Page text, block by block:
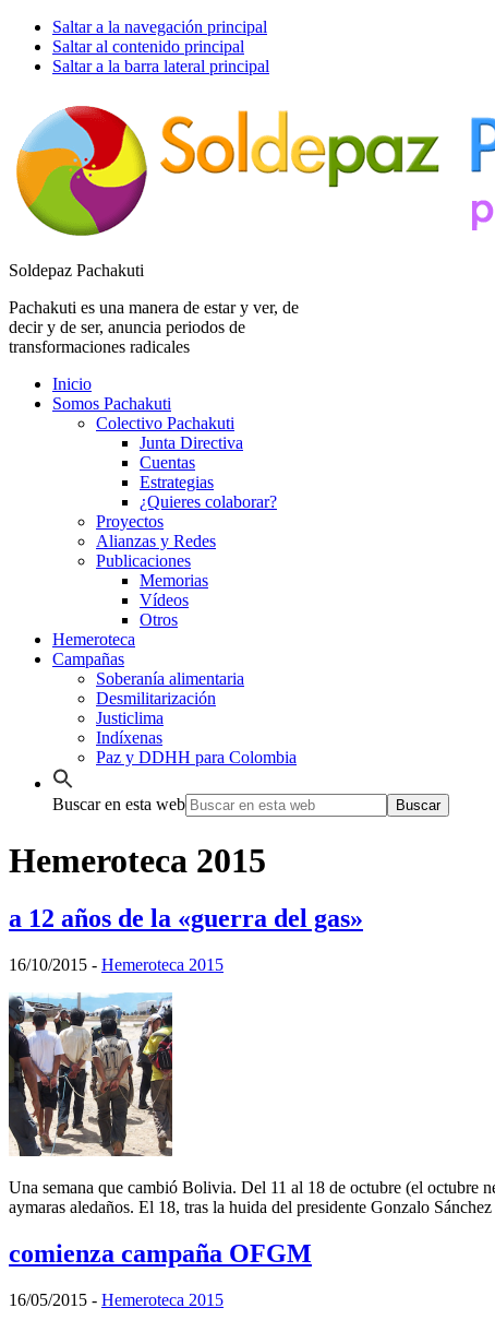
Saltar a la navegación principal
Saltar al contenido principal
Saltar a la barra lateral principal
Soldepaz Pachakuti
Pachakuti es una manera de estar y ver, de
decir y de ser, anuncia periodos de
transformaciones radicales
Inicio
Somos Pachakuti
Colectivo Pachakuti
Junta Directiva
Cuentas
Estrategias
¿Quieres colaborar?
Proyectos
Alianzas y Redes
Publicaciones
Memorias
Vídeos
Otros
Hemeroteca
Campañas
Soberanía alimentaria
Desmilitarización
Justiclima
Indíxenas
Paz y DDHH para Colombia
Buscar en esta web
Hemeroteca 2015
a 12 años de la «guerra del gas»
16/10/2015 - Hemeroteca 2015
Una semana que cambió Bolivia. Del 11 al 18 de octubre (el octubre
aymaras aledaños. El 18, tras la huida del presidente Gonzalo
comienza campaña OFGM
16/05/2015 - Hemeroteca 2015